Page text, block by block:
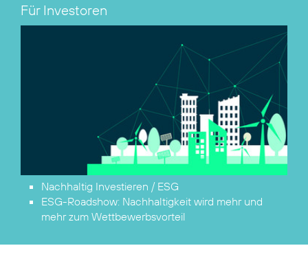
Für Investoren
Nachhaltig Investieren / ESG
ESG-Roadshow: Nachhaltigkeit wird mehr und
mehr zum Wettbewerbsvorteil